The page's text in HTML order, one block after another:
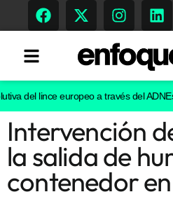
Tendencias
Memoria Histórica
del lince europeo a través del ADN
Intervención
la salida de
contenedor